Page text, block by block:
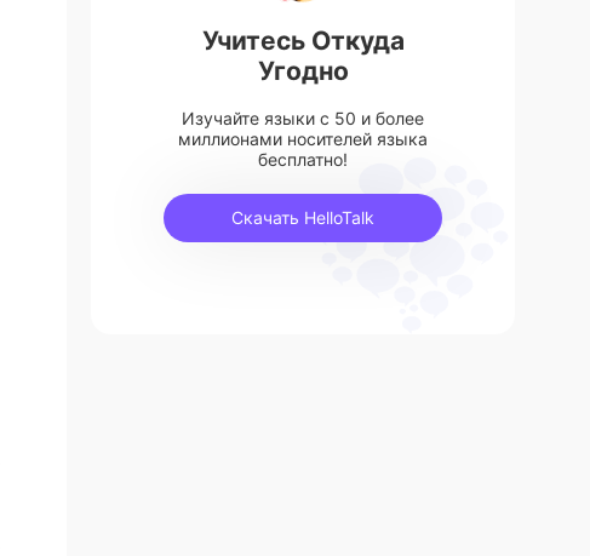
Учитесь Откуда
Угодно
Изучайте языки с 50 и более
миллионами носителей языка
бесплатно!
Скачать HelloTalk